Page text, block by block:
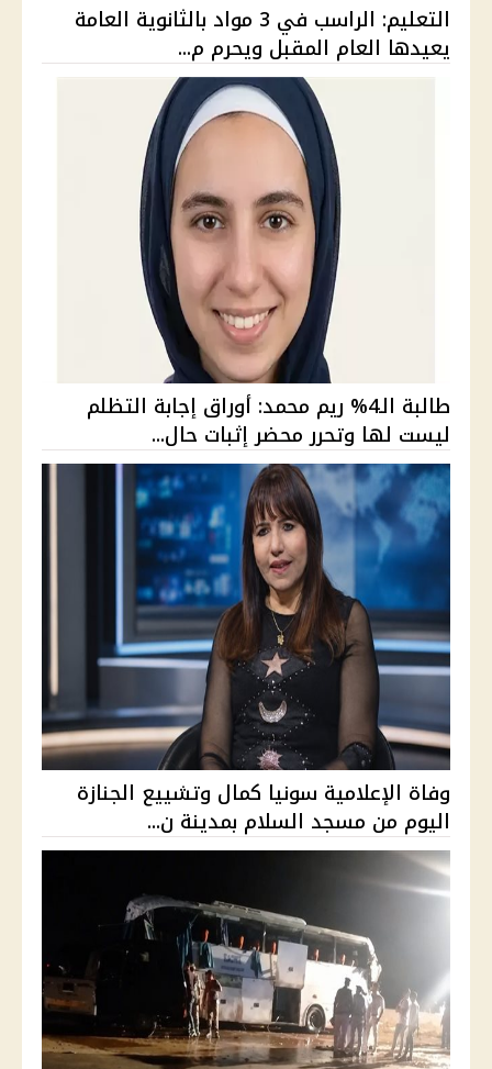
التعليم: الراسب في 3 مواد بالثانوية العامة
يعيدها العام المقبل ويحرم م...
طالبة الـ4% ريم محمد: أوراق إجابة التظلم
ليست لها وتحرر محضر إثبات حال...
وفاة الإعلامية سونيا كمال وتشييع الجنازة
اليوم من مسجد السلام بمدينة ن...